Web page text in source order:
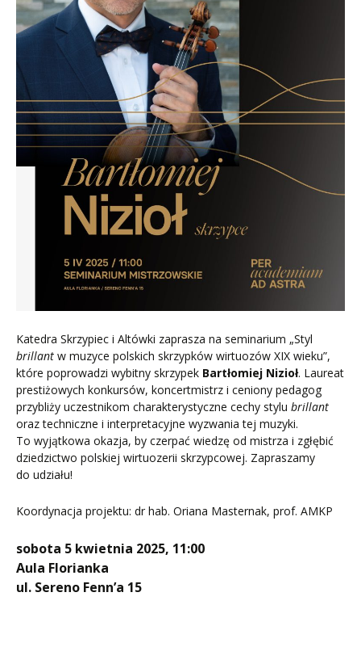
Katedra Skrzypiec i Altówki zaprasza na seminarium „Styl
brillant w muzyce polskich skrzypków wirtuozów XIX wieku”,
które poprowadzi wybitny skrzypek Bartłomiej Nizioł. Laureat
prestiżowych konkursów, koncertmistrz i ceniony pedagog
przybliży uczestnikom charakterystyczne cechy stylu brillant
oraz techniczne i interpretacyjne wyzwania tej muzyki.
To wyjątkowa okazja, by czerpać wiedzę od mistrza i zgłębić
dziedzictwo polskiej wirtuozerii skrzypcowej. Zapraszamy
do udziału!
Koordynacja projektu: dr hab. Oriana Masternak, prof. AMKP
sobota 5 kwietnia 2025, 11:00
Aula Florianka
ul. Sereno Fenn’a 15